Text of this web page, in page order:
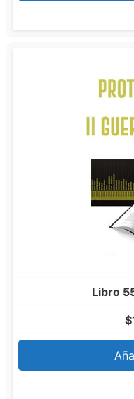
Libro
$